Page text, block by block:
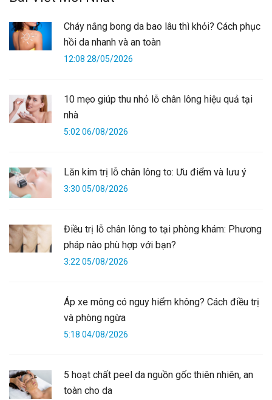
Cháy nắng bong da bao lâu thì khỏi? Cách phục
hồi da nhanh và an toàn
12:08 28/05/2026
10 mẹo giúp thu nhỏ lỗ chân lông hiệu quả tại
nhà
5:02 06/08/2026
Lăn kim trị lỗ chân lông to: Ưu điểm và lưu ý
3:30 05/08/2026
Điều trị lỗ chân lông to tại phòng khám: Phương
pháp nào phù hợp với bạn?
3:22 05/08/2026
Áp xe mông có nguy hiểm không? Cách điều trị
và phòng ngừa
5:18 04/08/2026
5 hoạt chất peel da nguồn gốc thiên nhiên, an
toàn cho da